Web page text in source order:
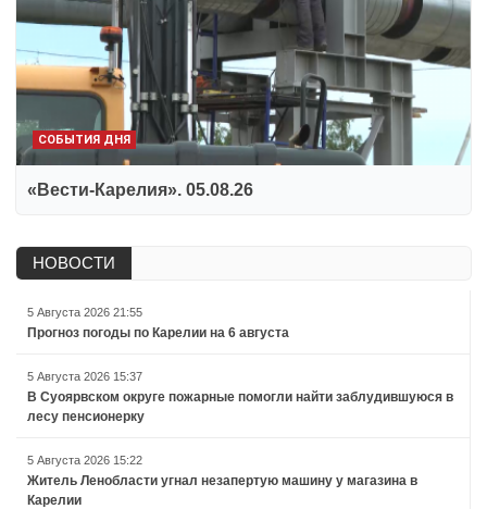
СОБЫТИЯ ДНЯ
«Вести-Карелия». 05.08.26
НОВОСТИ
5 Августа 2026 21:55
Прогноз погоды по Карелии на 6 августа
5 Августа 2026 15:37
В Суоярвском округе пожарные помогли найти заблудившуюся в
лесу пенсионерку
5 Августа 2026 15:22
Житель Ленобласти угнал незапертую машину у магазина в
Карелии